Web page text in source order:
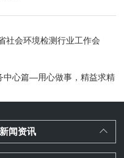
社会环境检测行业工作会
中心篇—用心做事，精益求精
新闻资讯